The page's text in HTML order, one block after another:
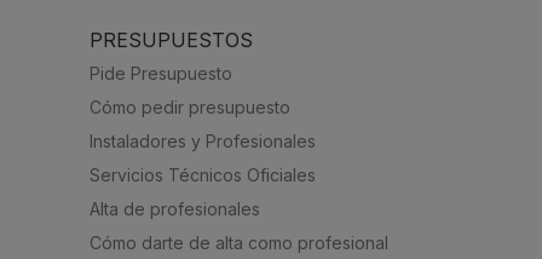
PRESUPUESTOS
Pide Presupuesto
Cómo pedir presupuesto
Instaladores y Profesionales
Servicios Técnicos Oficiales
Alta de profesionales
Cómo darte de alta como profesional